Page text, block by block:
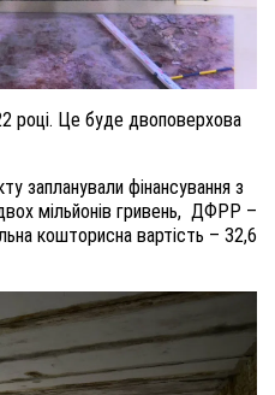
році. Це буде двоповерхова
запланували фінансування з
мільйонів гривень, ДФРР –
кошторисна вартість – 32,6